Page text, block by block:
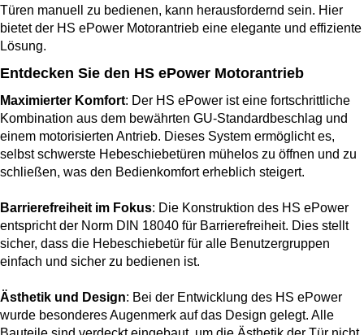
Türen manuell zu bedienen, kann herausfordernd sein. Hier
bietet der HS ePower Motorantrieb eine elegante und effiziente
Lösung.
Entdecken Sie den HS ePower Motorantrieb
Maximierter Komfort: Der HS ePower ist eine fortschrittliche
Kombination aus dem bewährten GU-Standardbeschlag und
einem motorisierten Antrieb. Dieses System ermöglicht es,
selbst schwerste Hebeschiebetüren mühelos zu öffnen und zu
schließen, was den Bedienkomfort erheblich steigert.
Barrierefreiheit im Fokus: Die Konstruktion des HS ePower
entspricht der Norm DIN 18040 für Barrierefreiheit. Dies stellt
sicher, dass die Hebeschiebetür für alle Benutzergruppen
einfach und sicher zu bedienen ist.
Ästhetik und Design: Bei der Entwicklung des HS ePower
wurde besonderes Augenmerk auf das Design gelegt. Alle